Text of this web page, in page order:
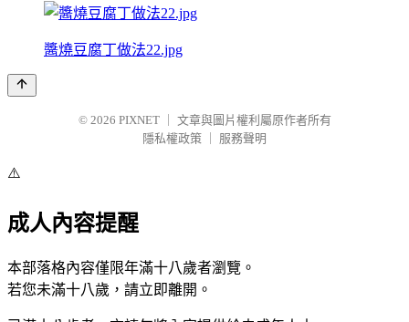
醬燒豆腐丁做法22.jpg
© 2026 PIXNET
文章與圖片權利屬原作者所有
隱私權政策
服務聲明
⚠️
成人內容提醒
本部落格內容僅限年滿十八歲者瀏覽。
若您未滿十八歲，請立即離開。